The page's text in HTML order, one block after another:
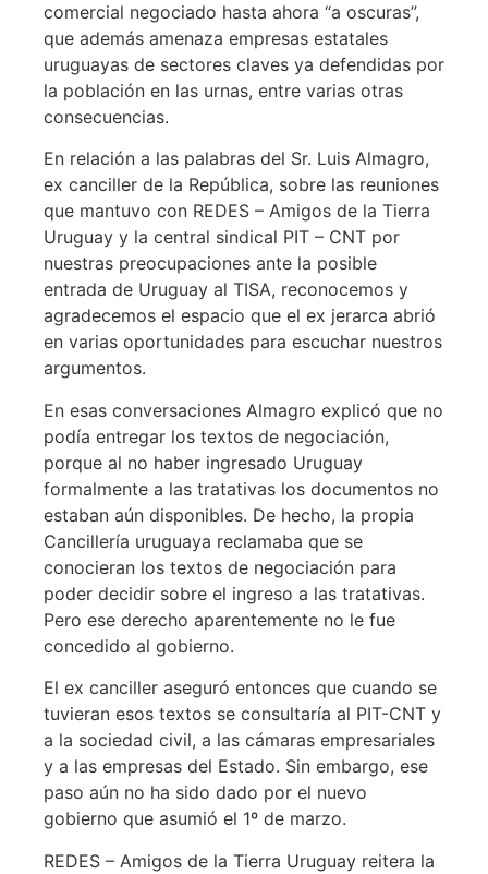
comercial negociado hasta ahora “a oscuras”,
que además amenaza empresas estatales
uruguayas de sectores claves ya defendidas por
la población en las urnas, entre varias otras
consecuencias.
En relación a las palabras del Sr. Luis Almagro,
ex canciller de la República, sobre las reuniones
que mantuvo con REDES – Amigos de la Tierra
Uruguay y la central sindical PIT – CNT por
nuestras preocupaciones ante la posible
entrada de Uruguay al TISA, reconocemos y
agradecemos el espacio que el ex jerarca abrió
en varias oportunidades para escuchar nuestros
argumentos.
En esas conversaciones Almagro explicó que no
podía entregar los textos de negociación,
porque al no haber ingresado Uruguay
formalmente a las tratativas los documentos no
estaban aún disponibles. De hecho, la propia
Cancillería uruguaya reclamaba que se
conocieran los textos de negociación para
poder decidir sobre el ingreso a las tratativas.
Pero ese derecho aparentemente no le fue
concedido al gobierno.
El ex canciller aseguró entonces que cuando se
tuvieran esos textos se consultaría al PIT-CNT y
a la sociedad civil, a las cámaras empresariales
y a las empresas del Estado. Sin embargo, ese
paso aún no ha sido dado por el nuevo
gobierno que asumió el 1º de marzo.
REDES – Amigos de la Tierra Uruguay reitera la